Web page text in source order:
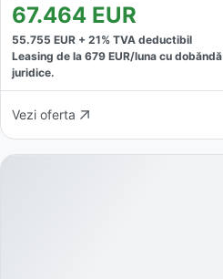
67.464 EUR
55.755 EUR + 21% TVA deductibil
Leasing de la 679 EUR/luna cu dobăndă
juridice.
Vezi oferta